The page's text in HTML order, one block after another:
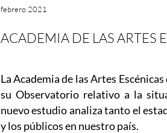
febrero 2021
ACADEMIA DE LAS ARTES
La Academia de las Artes
su Observatorio relativo a la
nuevo estudio analiza tanto el
y los públicos en nuestro país.